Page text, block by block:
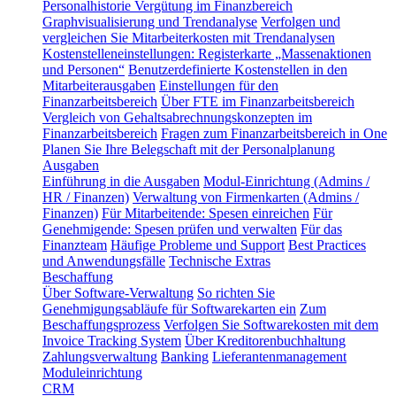
Personalhistorie Vergütung im Finanzbereich
Graphvisualisierung und Trendanalyse Verfolgen und
vergleichen Sie Mitarbeiterkosten mit Trendanalysen
Kostenstelleneinstellungen: Registerkarte „Massenaktionen
und Personen“ Benutzerdefinierte Kostenstellen in den
Mitarbeiterausgaben Einstellungen für den
Finanzarbeitsbereich Über FTE im Finanzarbeitsbereich
Vergleich von Gehaltsabrechnungskonzepten im
Finanzarbeitsbereich Fragen zum Finanzarbeitsbereich in One
Planen Sie Ihre Belegschaft mit der Personalplanung
Ausgaben
Einführung in die Ausgaben Modul-Einrichtung (Admins /
HR / Finanzen) Verwaltung von Firmenkarten (Admins /
Finanzen) Für Mitarbeitende: Spesen einreichen Für
Genehmigende: Spesen prüfen und verwalten Für das
Finanzteam Häufige Probleme und Support Best Practices
und Anwendungsfälle Technische Extras
Beschaffung
Über Software-Verwaltung So richten Sie
Genehmigungsabläufe für Softwarekarten ein Zum
Beschaffungsprozess Verfolgen Sie Softwarekosten mit dem
Invoice Tracking System Über Kreditorenbuchhaltung
Zahlungsverwaltung Banking Lieferantenmanagement
Moduleinrichtung
CRM